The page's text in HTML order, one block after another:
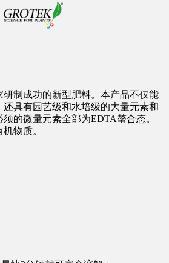
制成功的新型肥料。本产品不仅能
具有园艺级和水培级的大量元素和
的微量元素全部为EDTA螯合态。
物质。